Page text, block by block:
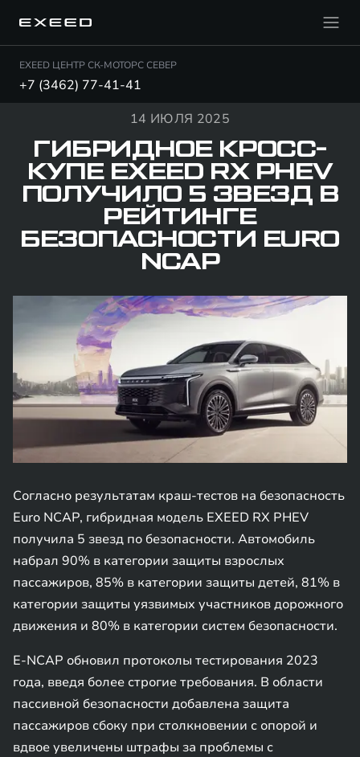
EXEED ЦЕНТР СК-МОТОРС СЕВЕР
+7 (3462) 77-41-41
14 ИЮЛЯ 2025
ГИБРИДНОЕ КРОСС-
КУПЕ EXEED RX PHEV
ПОЛУЧИЛО 5 ЗВЕЗД В
РЕЙТИНГЕ
БЕЗОПАСНОСТИ EURO
NCAP
Согласно результатам краш-тестов на безопасность
Euro NCAP, гибридная модель EXEED RX PHEV
получила 5 звезд по безопасности. Автомобиль
набрал 90% в категории защиты взрослых
пассажиров, 85% в категории защиты детей, 81% в
категории защиты уязвимых участников дорожного
движения и 80% в категории систем безопасности.
E-NCAP обновил протоколы тестирования 2023
года, введя более строгие требования. В области
пассивной безопасности добавлена защита
пассажиров сбоку при столкновении с опорой и
вдвое увеличены штрафы за проблемы с